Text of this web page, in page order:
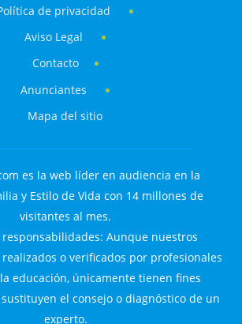
de privacidad
Aviso Legal
Contacto
Anunciantes
Mapa del sitio
es la web líder en audiencia en la
y Estilo de Vida con 14 millones de
visitantes al mes.
responsabilidades: Aunque nuestros
o verificados por profesionales
educación, únicamente tienen fines
el consejo o diagnóstico de un
experto.